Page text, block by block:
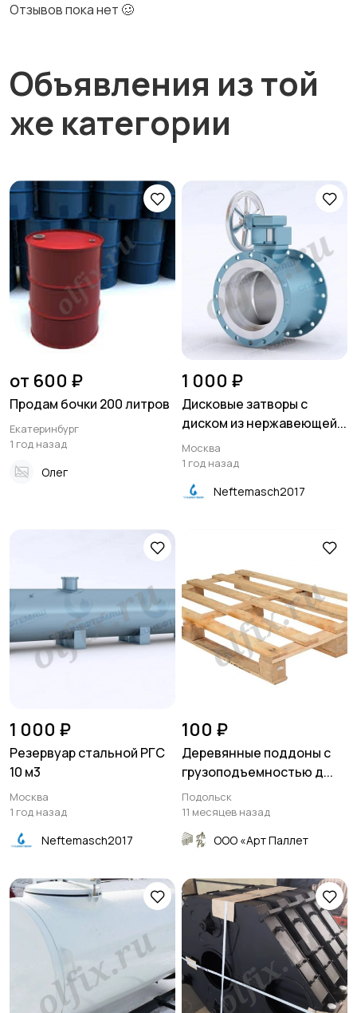
Отзывов пока нет 🥴
Объявления из той
же категории
от 600 ₽
Продам бочки 200 литров
Екатеринбург
1 год назад
Олег
1 000 ₽
Дисковые затворы с
диском из нержавеющей...
Москва
1 год назад
Neftemasch2017
1 000 ₽
Резервуар стальной РГС
10 м3
Москва
1 год назад
Neftemasch2017
100 ₽
Деревянные поддоны с
грузоподъемностью д...
Подольск
11 месяцев назад
ООО «Арт Паллет